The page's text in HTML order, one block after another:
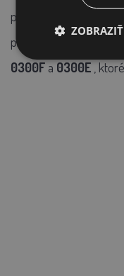
predávame ako
prsty, ktoré sú určené
0300F a 0300E ,